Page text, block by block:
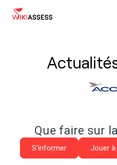
Que faire sur
S'informer Jouer